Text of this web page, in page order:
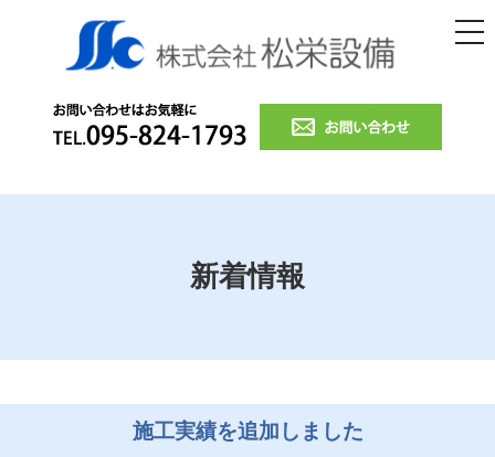
新着情報
施工実績を追加しました